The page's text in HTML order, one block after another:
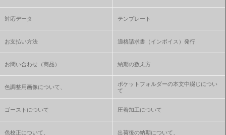
対応データ テンプレート
お支払い方法 適格請求書（インボイス）発行
お問い合わせ（商品） 納期の数え方
色調整用画像について、
ポケットフォルダーの本文中綴じについ
て
ゴーストについて 圧着加工について
色校正について、 出荷後の納期について、